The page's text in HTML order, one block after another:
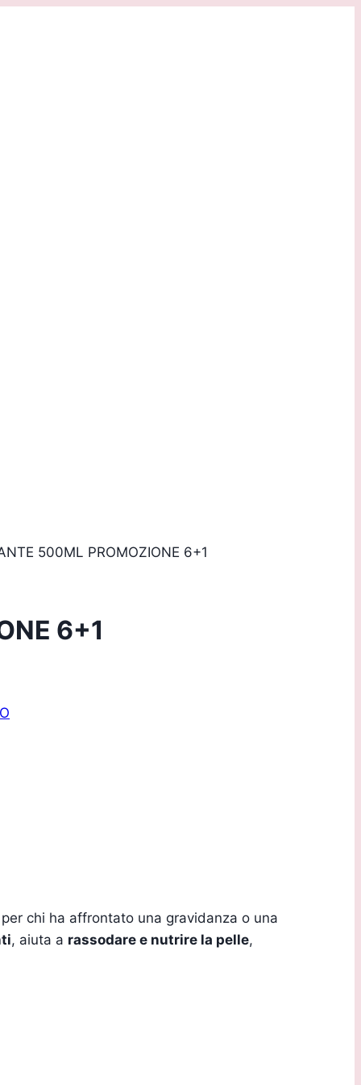
500ML PROMOZIONE 6+1
6+1
chi ha affrontato una gravidanza o una
, aiuta a rassodare e nutrire la pelle,